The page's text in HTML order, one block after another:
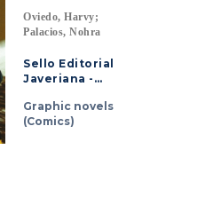
Oviedo, Harvy;
Palacios, Nohra
Sello Editorial
Javeriana -
Universidad
Javeriana Cali
Graphic novels
(Comics)